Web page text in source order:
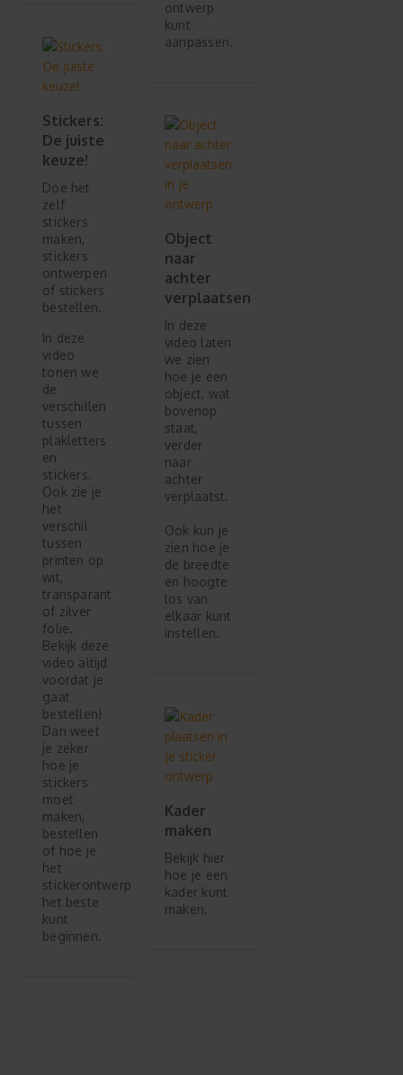
Stickers:
De juiste
keuze!
Doe het
zelf
stickers
maken,
stickers
ontwerpen
of stickers
bestellen.
In deze
video
tonen we
de
verschillen
tussen
plakletters
en
stickers.
Ook zie je
het
verschil
tussen
printen op
wit,
transparant
of zilver
folie.
Bekijk deze
video altijd
voordat je
gaat
bestellen!
Dan weet
je zeker
hoe je
stickers
moet
maken,
bestellen
of hoe je
het
stickerontwerp
het beste
kunt
beginnen.
ontwerp
kunt
aanpassen.
Object
naar
achter
verplaatsen
In deze
video laten
we zien
hoe je een
object, wat
bovenop
staat,
verder
naar
achter
verplaatst.
Ook kun je
zien hoe je
de breedte
en hoogte
los van
elkaar kunt
instellen.
Kader
maken
Bekijk hier
hoe je een
kader kunt
maken.